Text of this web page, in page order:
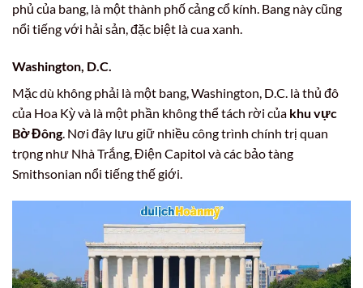
phủ của bang, là một thành phố cảng cổ kính. Bang này cũng
nổi tiếng với hải sản, đặc biệt là cua xanh.
Washington, D.C.
Mặc dù không phải là một bang, Washington, D.C. là thủ đô
của Hoa Kỳ và là một phần không thể tách rời của khu vực
Bờ Đông. Nơi đây lưu giữ nhiều công trình chính trị quan
trọng như Nhà Trắng, Điện Capitol và các bảo tàng
Smithsonian nổi tiếng thế giới.